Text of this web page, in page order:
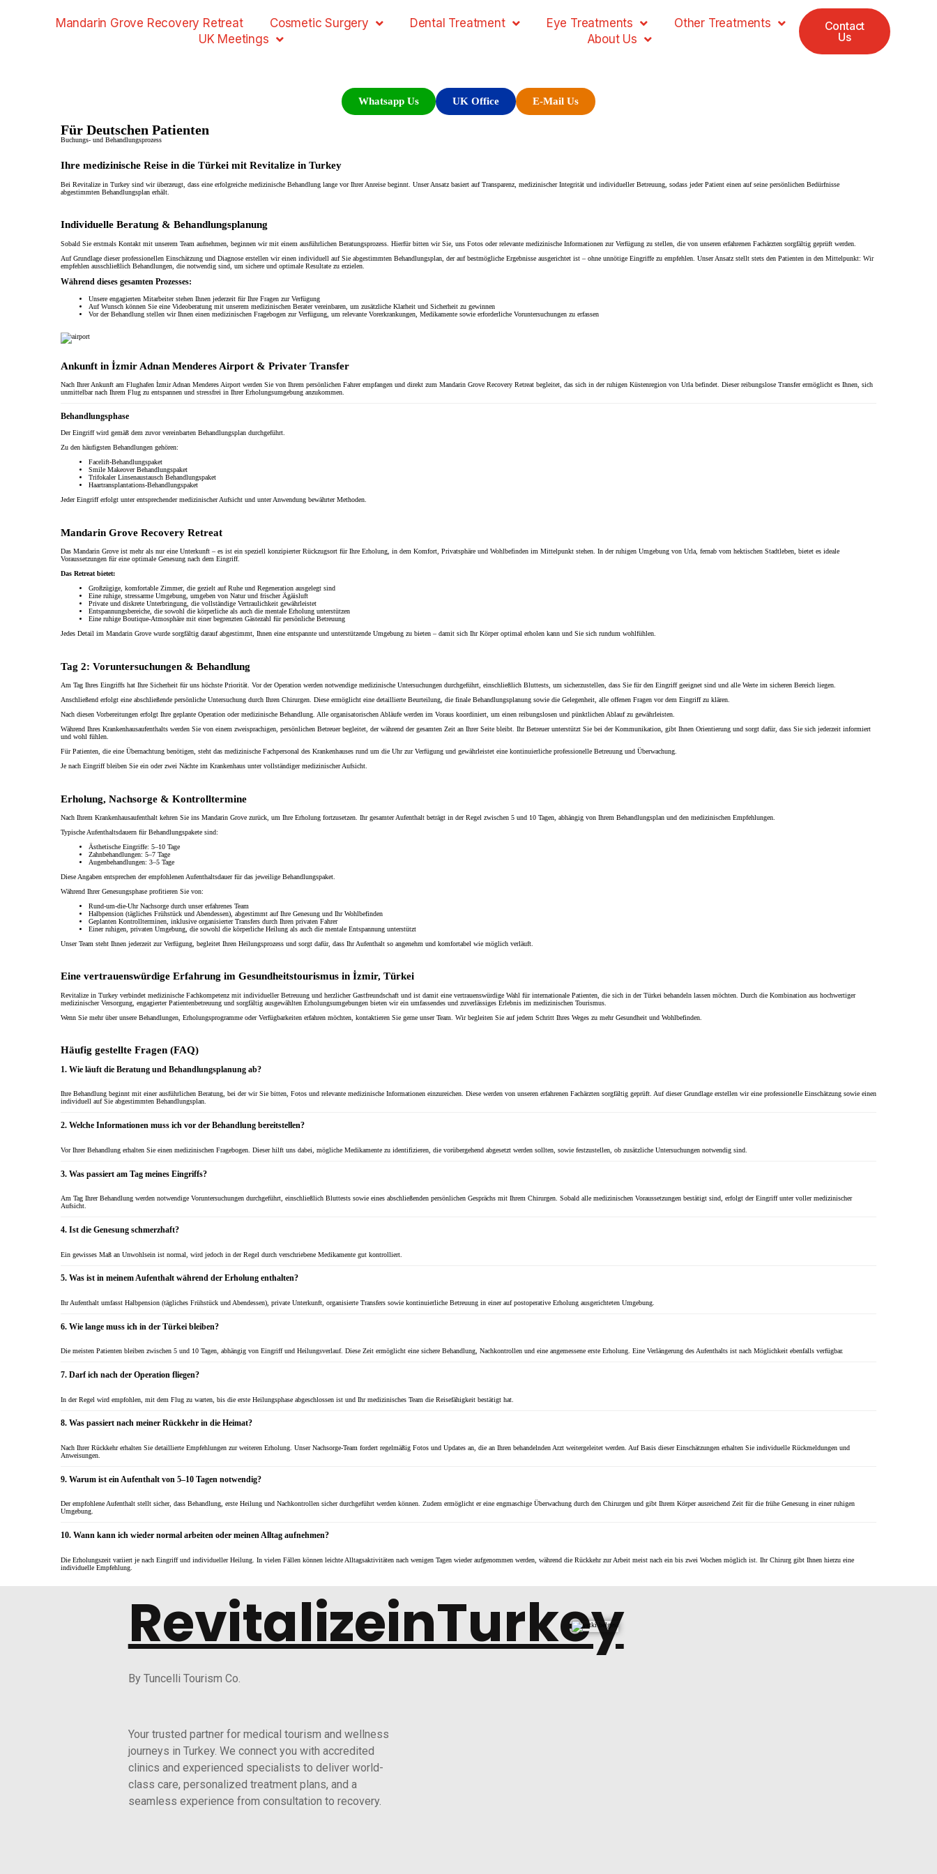
Mandarin Grove Recovery Retreat Cosmetic Surgery Dental Treatment Eye Treatments
Other Treatments
UK Meetings
About Us
Contact
Us
Whatsapp Us UK Office E-Mail Us
Für Deutschen Patienten
Buchungs- und Behandlungsprozess
Ihre medizinische Reise in die Türkei mit Revitalize in Turkey
Bei Revitalize in Turkey sind wir überzeugt, dass eine erfolgreiche medizinische Behandlung lange vor Ihrer Anreise beginnt. Unser Ansatz basiert auf Transparenz, medizinischer Integrität und individueller Betreuung, sodass jeder Patient einen auf seine persönlichen Bedürfnisse
abgestimmten Behandlungsplan erhält.
Individuelle Beratung & Behandlungsplanung
Sobald Sie erstmals Kontakt mit unserem Team aufnehmen, beginnen wir mit einem ausführlichen Beratungsprozess. Hierfür bitten wir Sie, uns Fotos oder relevante medizinische Informationen zur Verfügung zu stellen, die von unseren erfahrenen Fachärzten sorgfältig geprüft werden.
Auf Grundlage dieser professionellen Einschätzung und Diagnose erstellen wir einen individuell auf Sie abgestimmten Behandlungsplan, der auf bestmögliche Ergebnisse ausgerichtet ist – ohne unnötige Eingriffe zu empfehlen. Unser Ansatz stellt stets den Patienten in den Mittelpunkt: Wir
empfehlen ausschließlich Behandlungen, die notwendig sind, um sichere und optimale Resultate zu erzielen.
Während dieses gesamten Prozesses:
Unsere engagierten Mitarbeiter stehen Ihnen jederzeit für Ihre Fragen zur Verfügung
Auf Wunsch können Sie eine Videoberatung mit unserem medizinischen Berater vereinbaren, um zusätzliche Klarheit und Sicherheit zu gewinnen
Vor der Behandlung stellen wir Ihnen einen medizinischen Fragebogen zur Verfügung, um relevante Vorerkrankungen, Medikamente sowie erforderliche Voruntersuchungen zu erfassen
Ankunft in İzmir Adnan Menderes Airport & Privater Transfer
Nach Ihrer Ankunft am Flughafen İzmir Adnan Menderes Airport werden Sie von Ihrem persönlichen Fahrer empfangen und direkt zum Mandarin Grove Recovery Retreat begleitet, das sich in der ruhigen Küstenregion von Urla befindet. Dieser reibungslose Transfer ermöglicht es Ihnen, sich
unmittelbar nach Ihrem Flug zu entspannen und stressfrei in Ihrer Erholungsumgebung anzukommen.
Behandlungsphase
Der Eingriff wird gemäß dem zuvor vereinbarten Behandlungsplan durchgeführt.
Zu den häufigsten Behandlungen gehören:
Facelift-Behandlungspaket
Smile Makeover Behandlungspaket
Trifokaler Linsenaustausch Behandlungspaket
Haartransplantations-Behandlungspaket
Jeder Eingriff erfolgt unter entsprechender medizinischer Aufsicht und unter Anwendung bewährter Methoden.
Mandarin Grove Recovery Retreat
Das Mandarin Grove ist mehr als nur eine Unterkunft – es ist ein speziell konzipierter Rückzugsort für Ihre Erholung, in dem Komfort, Privatsphäre und Wohlbefinden im Mittelpunkt stehen. In der ruhigen Umgebung von Urla, fernab vom hektischen Stadtleben, bietet es ideale
Voraussetzungen für eine optimale Genesung nach dem Eingriff.
Das Retreat bietet:
Großzügige, komfortable Zimmer, die gezielt auf Ruhe und Regeneration ausgelegt sind
Eine ruhige, stressarme Umgebung, umgeben von Natur und frischer Ägäisluft
Private und diskrete Unterbringung, die vollständige Vertraulichkeit gewährleistet
Entspannungsbereiche, die sowohl die körperliche als auch die mentale Erholung unterstützen
Eine ruhige Boutique-Atmosphäre mit einer begrenzten Gästezahl für persönliche Betreuung
Jedes Detail im Mandarin Grove wurde sorgfältig darauf abgestimmt, Ihnen eine entspannte und unterstützende Umgebung zu bieten – damit sich Ihr Körper optimal erholen kann und Sie sich rundum wohlfühlen.
Tag 2: Voruntersuchungen & Behandlung
Am Tag Ihres Eingriffs hat Ihre Sicherheit für uns höchste Priorität. Vor der Operation werden notwendige medizinische Untersuchungen durchgeführt, einschließlich Bluttests, um sicherzustellen, dass Sie für den Eingriff geeignet sind und alle Werte im sicheren Bereich liegen.
Anschließend erfolgt eine abschließende persönliche Untersuchung durch Ihren Chirurgen. Diese ermöglicht eine detaillierte Beurteilung, die finale Behandlungsplanung sowie die Gelegenheit, alle offenen Fragen vor dem Eingriff zu klären.
Nach diesen Vorbereitungen erfolgt Ihre geplante Operation oder medizinische Behandlung. Alle organisatorischen Abläufe werden im Voraus koordiniert, um einen reibungslosen und pünktlichen Ablauf zu gewährleisten.
Während Ihres Krankenhausaufenthalts werden Sie von einem zweisprachigen, persönlichen Betreuer begleitet, der während der gesamten Zeit an Ihrer Seite bleibt. Ihr Betreuer unterstützt Sie bei der Kommunikation, gibt Ihnen Orientierung und sorgt dafür, dass Sie sich jederzeit informiert
und wohl fühlen.
Für Patienten, die eine Übernachtung benötigen, steht das medizinische Fachpersonal des Krankenhauses rund um die Uhr zur Verfügung und gewährleistet eine kontinuierliche professionelle Betreuung und Überwachung.
Je nach Eingriff bleiben Sie ein oder zwei Nächte im Krankenhaus unter vollständiger medizinischer Aufsicht.
Erholung, Nachsorge & Kontrolltermine
Nach Ihrem Krankenhausaufenthalt kehren Sie ins Mandarin Grove zurück, um Ihre Erholung fortzusetzen. Ihr gesamter Aufenthalt beträgt in der Regel zwischen 5 und 10 Tagen, abhängig von Ihrem Behandlungsplan und den medizinischen Empfehlungen.
Typische Aufenthaltsdauern für Behandlungspakete sind:
Ästhetische Eingriffe: 5–10 Tage
Zahnbehandlungen: 5–7 Tage
Augenbehandlungen: 3–5 Tage
Diese Angaben entsprechen der empfohlenen Aufenthaltsdauer für das jeweilige Behandlungspaket.
Während Ihrer Genesungsphase profitieren Sie von:
Rund-um-die-Uhr Nachsorge durch unser erfahrenes Team
Halbpension (tägliches Frühstück und Abendessen), abgestimmt auf Ihre Genesung und Ihr Wohlbefinden
Geplanten Kontrollterminen, inklusive organisierter Transfers durch Ihren privaten Fahrer
Einer ruhigen, privaten Umgebung, die sowohl die körperliche Heilung als auch die mentale Entspannung unterstützt
Unser Team steht Ihnen jederzeit zur Verfügung, begleitet Ihren Heilungsprozess und sorgt dafür, dass Ihr Aufenthalt so angenehm und komfortabel wie möglich verläuft.
Eine vertrauenswürdige Erfahrung im Gesundheitstourismus in İzmir, Türkei
Revitalize in Turkey verbindet medizinische Fachkompetenz mit individueller Betreuung und herzlicher Gastfreundschaft und ist damit eine vertrauenswürdige Wahl für internationale Patienten, die sich in der Türkei behandeln lassen möchten. Durch die Kombination aus hochwertiger
medizinischer Versorgung, engagierter Patientenbetreuung und sorgfältig ausgewählten Erholungsumgebungen bieten wir ein umfassendes und zuverlässiges Erlebnis im medizinischen Tourismus.
Wenn Sie mehr über unsere Behandlungen, Erholungsprogramme oder Verfügbarkeiten erfahren möchten, kontaktieren Sie gerne unser Team. Wir begleiten Sie auf jedem Schritt Ihres Weges zu mehr Gesundheit und Wohlbefinden.
Häufig gestellte Fragen (FAQ)
1. Wie läuft die Beratung und Behandlungsplanung ab?
Ihre Behandlung beginnt mit einer ausführlichen Beratung, bei der wir Sie bitten, Fotos und relevante medizinische Informationen einzureichen. Diese werden von unseren erfahrenen Fachärzten sorgfältig geprüft. Auf dieser Grundlage erstellen wir eine professionelle Einschätzung sowie einen
individuell auf Sie abgestimmten Behandlungsplan.
2. Welche Informationen muss ich vor der Behandlung bereitstellen?
Vor Ihrer Behandlung erhalten Sie einen medizinischen Fragebogen. Dieser hilft uns dabei, mögliche Medikamente zu identifizieren, die vorübergehend abgesetzt werden sollten, sowie festzustellen, ob zusätzliche Untersuchungen notwendig sind.
3. Was passiert am Tag meines Eingriffs?
Am Tag Ihrer Behandlung werden notwendige Voruntersuchungen durchgeführt, einschließlich Bluttests sowie eines abschließenden persönlichen Gesprächs mit Ihrem Chirurgen. Sobald alle medizinischen Voraussetzungen bestätigt sind, erfolgt der Eingriff unter voller medizinischer
Aufsicht.
4. Ist die Genesung schmerzhaft?
Ein gewisses Maß an Unwohlsein ist normal, wird jedoch in der Regel durch verschriebene Medikamente gut kontrolliert.
5. Was ist in meinem Aufenthalt während der Erholung enthalten?
Ihr Aufenthalt umfasst Halbpension (tägliches Frühstück und Abendessen), private Unterkunft, organisierte Transfers sowie kontinuierliche Betreuung in einer auf postoperative Erholung ausgerichteten Umgebung.
6. Wie lange muss ich in der Türkei bleiben?
Die meisten Patienten bleiben zwischen 5 und 10 Tagen, abhängig von Eingriff und Heilungsverlauf. Diese Zeit ermöglicht eine sichere Behandlung, Nachkontrollen und eine angemessene erste Erholung. Eine Verlängerung des Aufenthalts ist nach Möglichkeit ebenfalls verfügbar.
7. Darf ich nach der Operation fliegen?
In der Regel wird empfohlen, mit dem Flug zu warten, bis die erste Heilungsphase abgeschlossen ist und Ihr medizinisches Team die Reisefähigkeit bestätigt hat.
8. Was passiert nach meiner Rückkehr in die Heimat?
Nach Ihrer Rückkehr erhalten Sie detaillierte Empfehlungen zur weiteren Erholung. Unser Nachsorge-Team fordert regelmäßig Fotos und Updates an, die an Ihren behandelnden Arzt weitergeleitet werden. Auf Basis dieser Einschätzungen erhalten Sie individuelle Rückmeldungen und
Anweisungen.
9. Warum ist ein Aufenthalt von 5–10 Tagen notwendig?
Der empfohlene Aufenthalt stellt sicher, dass Behandlung, erste Heilung und Nachkontrollen sicher durchgeführt werden können. Zudem ermöglicht er eine engmaschige Überwachung durch den Chirurgen und gibt Ihrem Körper ausreichend Zeit für die frühe Genesung in einer ruhigen
Umgebung.
10. Wann kann ich wieder normal arbeiten oder meinen Alltag aufnehmen?
Die Erholungszeit variiert je nach Eingriff und individueller Heilung. In vielen Fällen können leichte Alltagsaktivitäten nach wenigen Tagen wieder aufgenommen werden, während die Rückkehr zur Arbeit meist nach ein bis zwei Wochen möglich ist. Ihr Chirurg gibt Ihnen hierzu eine
individuelle Empfehlung.
RevitalizeinTurkey
By Tuncelli Tourism Co.
Your trusted partner for medical tourism and wellness
journeys in Turkey. We connect you with accredited
clinics and experienced specialists to deliver world-
class care, personalized treatment plans, and a
seamless experience from consultation to recovery.